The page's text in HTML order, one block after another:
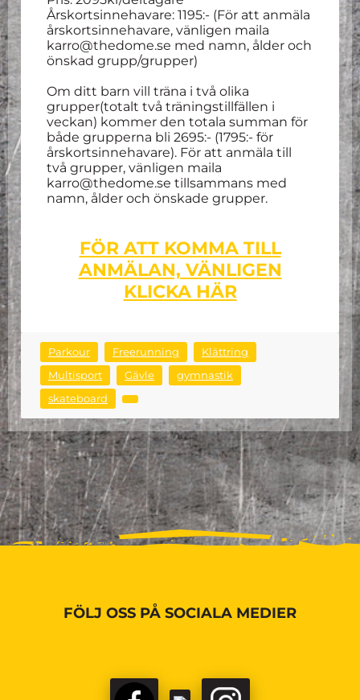
Årskortsinnehavare: 1195:- (För att anmäla
årskortsinnehavare, vänligen maila
karro@thedome.se med namn, ålder och
önskad grupp/grupper)
Om ditt barn vill träna i två olika
grupper(totalt två träningstillfällen i
veckan) kommer den totala summan för
både grupperna bli 2695:- (1795:- för
årskortsinnehavare). För att anmäla till
två grupper, vänligen maila
karro@thedome.se tillsammans med
namn, ålder och önskade grupper.
FÖR ATT KOMMA TILL
ANMÄLAN, VÄNLIGEN
KLICKA HÄR
Parkour Freerunning
Klättring
Multisport
Gävle
gymnastik
skateboard
FÖLJ OSS PÅ SOCIALA MEDIER